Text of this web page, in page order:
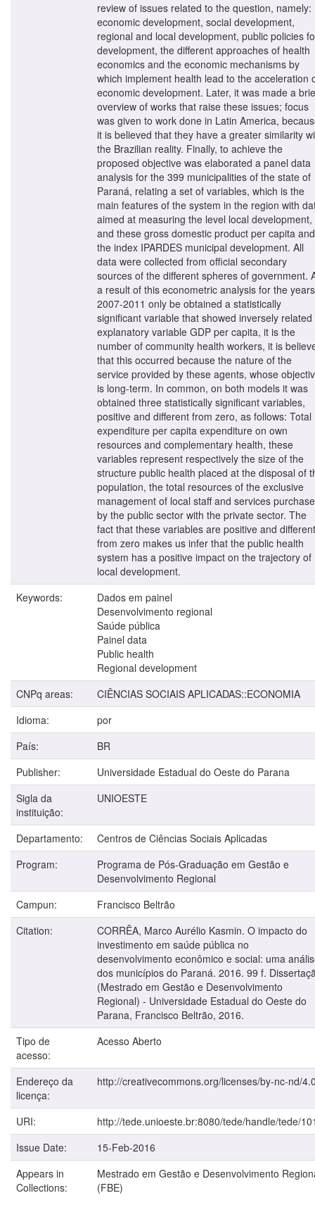
review of issues related to the question, namely:
economic development, social development,
regional and local development, public policies
development, the different approaches of health
economics and the economic mechanisms by
which implement health lead to the acceleration
economic development. Later, it was made a
overview of works that raise these issues; focus
was given to work done in Latin America,
it is believed that they have a greater similarity
the Brazilian reality. Finally, to achieve the
proposed objective was elaborated a panel data
analysis for the 399 municipalities of the state of
Paraná, relating a set of variables, which is the
main features of the system in the region with
aimed at measuring the level local development,
and these gross domestic product per capita and
the index IPARDES municipal development. All
data were collected from official secondary
sources of the different spheres of government.
a result of this econometric analysis for the years
2007-2011 only be obtained a statistically
significant variable that showed inversely related
explanatory variable GDP per capita, it is the
number of community health workers, it is
that this occurred because the nature of the
service provided by these agents, whose
is long-term. In common, on both models it was
obtained three statistically significant variables,
positive and different from zero, as follows: Total
expenditure per capita expenditure on own
resources and complementary health, these
variables represent respectively the size of the
structure public health placed at the disposal of
population, the total resources of the exclusive
management of local staff and services
by the public sector with the private sector. The
fact that these variables are positive and different
from zero makes us infer that the public health
system has a positive impact on the trajectory of
local development.
Keywords:
Dados em painel
Desenvolvimento regional
Saúde pública
Painel data
Public health
Regional development
CNPq areas:
CIÊNCIAS SOCIAIS APLICADAS::ECONOMIA
Idioma:
por
País:
BR
Publisher:
Universidade Estadual do Oeste do Parana
Sigla da
instituição:
UNIOESTE
Departamento:
Centros de Ciências Sociais Aplicadas
Program:
Programa de Pós-Graduação em Gestão e
Desenvolvimento Regional
Campun:
Francisco Beltrão
Citation:
CORRÊA, Marco Aurélio Kasmin. O impacto do
investimento em saúde pública no
desenvolvimento econômico e social: uma
dos municípios do Paraná. 2016. 99 f.
(Mestrado em Gestão e Desenvolvimento
Regional) - Universidade Estadual do Oeste do
Parana, Francisco Beltrão, 2016.
Tipo de
acesso:
Acesso Aberto
Endereço da
licença:
http://creativecommons.org/licenses/by-nc-nd/
URI:
http://tede.unioeste.br:8080/tede/handle/tede/
Issue Date:
15-Feb-2016
Appears in
Collections:
Mestrado em Gestão e Desenvolvimento
(FBE)